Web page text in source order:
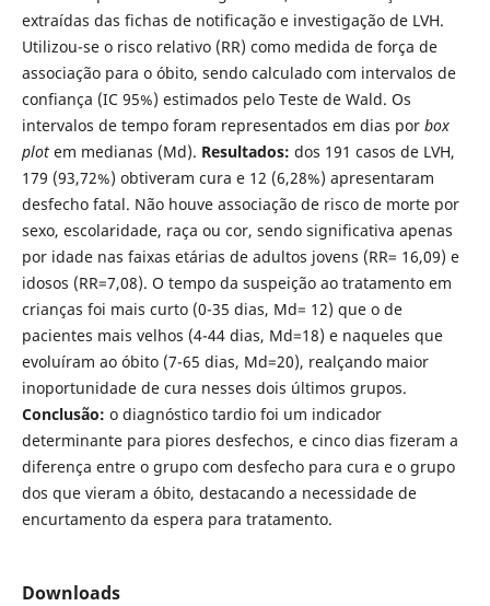
extraídas das fichas de notificação e investigação de LVH.
Utilizou-se o risco relativo (RR) como medida de força de
associação para o óbito, sendo calculado com intervalos de
confiança (IC 95%) estimados pelo Teste de Wald. Os
intervalos de tempo foram representados em dias por box
plotem medianas (Md). Resultados: dos 191 casos de LVH,
179 (93,72%) obtiveram cura e 12 (6,28%) apresentaram
desfecho fatal. Não houve associação de risco de morte por
sexo, escolaridade, raça ou cor, sendo significativa apenas
por idade nas faixas etárias de adultos jovens (RR= 16,09) e
idosos (RR=7,08). O tempo da suspeição ao tratamento em
crianças foi mais curto (0-35 dias, Md= 12) que o de
pacientes mais velhos (4-44 dias, Md=18) e naqueles que
evoluíram ao óbito (7-65 dias, Md=20), realçando maior
inoportunidade de cura nesses dois últimos grupos.
Conclusão: o diagnóstico tardio foi um indicador
determinante para piores desfechos, e cinco dias fizeram a
diferença entre o grupo com desfecho para cura e o grupo
dos que vieram a óbito, destacando a necessidade de
encurtamento da espera para tratamento.
Downloads